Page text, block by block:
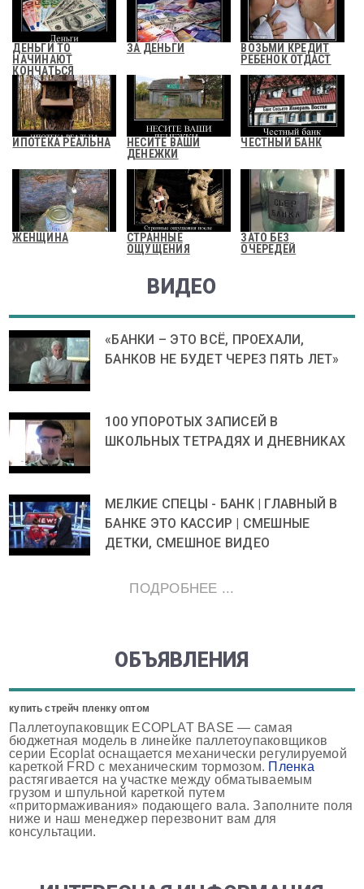
ДЕНЬГИ ТО
НАЧИНАЮТ
КОНЧАТЬСЯ
ЗА ДЕНЬГИ
ВОЗЬМИ КРЕДИТ
РЕБЕНОК ОТДАСТ
ИПОТЕКА РЕАЛЬНА
НЕСИТЕ ВАШИ
ДЕНЕЖКИ
ЧЕСТНЫЙ БАНК
ЖЕНЩИНА
СТРАННЫЕ
ОЩУЩЕНИЯ
ЗАТО БЕЗ
ОЧЕРЕДЕЙ
ВИДЕО
«БАНКИ – ЭТО ВСЁ, ПРОЕХАЛИ,
БАНКОВ НЕ БУДЕТ ЧЕРЕЗ ПЯТЬ ЛЕТ»
100 УПОРОТЫХ ЗАПИСЕЙ В
ШКОЛЬНЫХ ТЕТРАДЯХ И ДНЕВНИКАХ
МЕЛКИЕ СПЕЦЫ - БАНК | ГЛАВНЫЙ В
БАНКЕ ЭТО КАССИР | СМЕШНЫЕ
ДЕТКИ, СМЕШНОЕ ВИДЕО
ПОДРОБНЕЕ ...
ОБЪЯВЛЕНИЯ
купить стрейч пленку оптом
Паллетоупаковщик ECOPLAT BASE — самая
бюджетная модель в линейке паллетоупаковщиков
серии Ecoplat оснащается механически регулируемой
кареткой FRD с механическим тормозом. Пленка
растягивается на участке между обматываемым
грузом и шпульной кареткой путем
«притормаживания» подающего вала. Заполните поля
ниже и наш менеджер перезвонит вам для
консультации.